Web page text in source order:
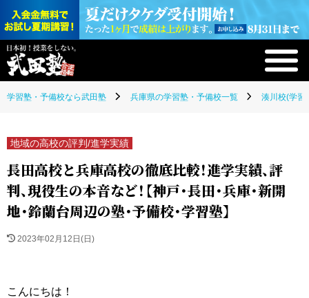
学習塾・予備校なら武田塾 兵庫県の学習塾・予備校一覧 湊川校(学習
地域の高校の評判/進学実績
長田高校と兵庫高校の徹底比較！進学実績、評
判、現役生の本音など！【神戸・長田・兵庫・新開
地・鈴蘭台周辺の塾・予備校・学習塾】
2023年02月12日(日)
こんにちは！